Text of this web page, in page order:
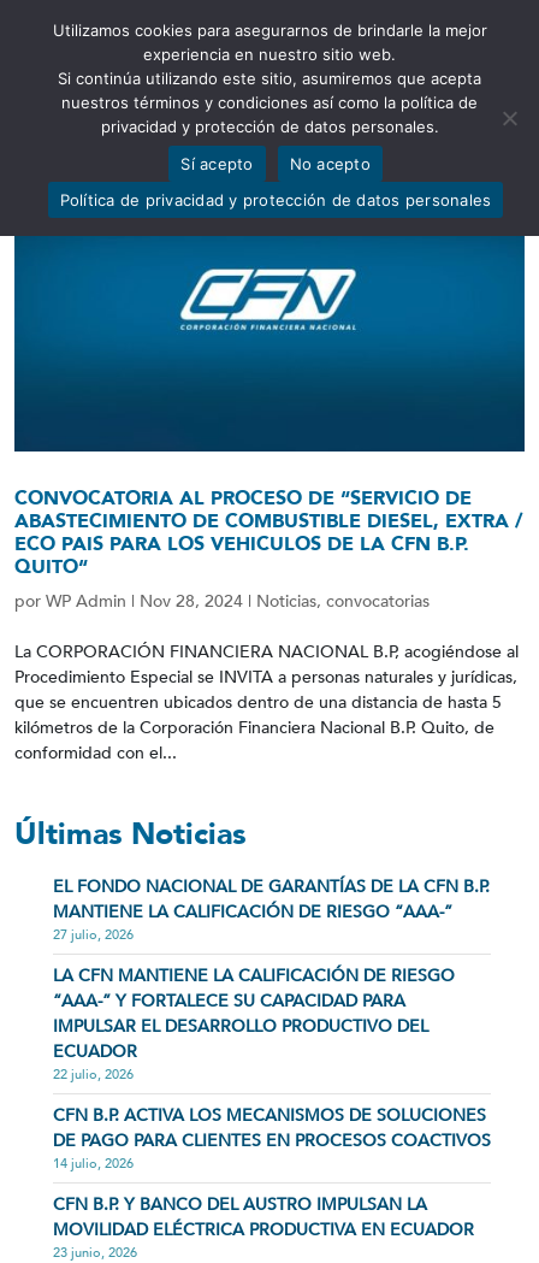
Abrir barra de herramientas
CONVOCATORIA AL PROCESO DE “SERVICIO DE
ABASTECIMIENTO DE COMBUSTIBLE DIESEL, EXTRA /
ECO PAIS PARA LOS VEHICULOS DE LA CFN B.P.
QUITO“
por WP Admin | Nov 28, 2024 | Noticias, convocatorias
La CORPORACIÓN FINANCIERA NACIONAL B.P, acogiéndose al
Procedimiento Especial se INVITA a personas naturales y jurídicas,
que se encuentren ubicados dentro de una distancia de hasta 5
kilómetros de la Corporación Financiera Nacional B.P. Quito, de
conformidad con el...
Últimas Noticias
EL FONDO NACIONAL DE GARANTÍAS DE LA CFN B.P.
MANTIENE LA CALIFICACIÓN DE RIESGO “AAA-”
27 julio, 2026
LA CFN MANTIENE LA CALIFICACIÓN DE RIESGO
“AAA-” Y FORTALECE SU CAPACIDAD PARA
IMPULSAR EL DESARROLLO PRODUCTIVO DEL
ECUADOR
22 julio, 2026
CFN B.P. ACTIVA LOS MECANISMOS DE SOLUCIONES
DE PAGO PARA CLIENTES EN PROCESOS COACTIVOS
14 julio, 2026
CFN B.P. Y BANCO DEL AUSTRO IMPULSAN LA
MOVILIDAD ELÉCTRICA PRODUCTIVA EN ECUADOR
23 junio, 2026
Utilizamos cookies para asegurarnos de brindarle la mejor
experiencia en nuestro sitio web.
Si continúa utilizando este sitio, asumiremos que acepta
nuestros términos y condiciones así como la política de
privacidad y protección de datos personales.
Sí acepto
No acepto
Política de privacidad y protección de datos personales